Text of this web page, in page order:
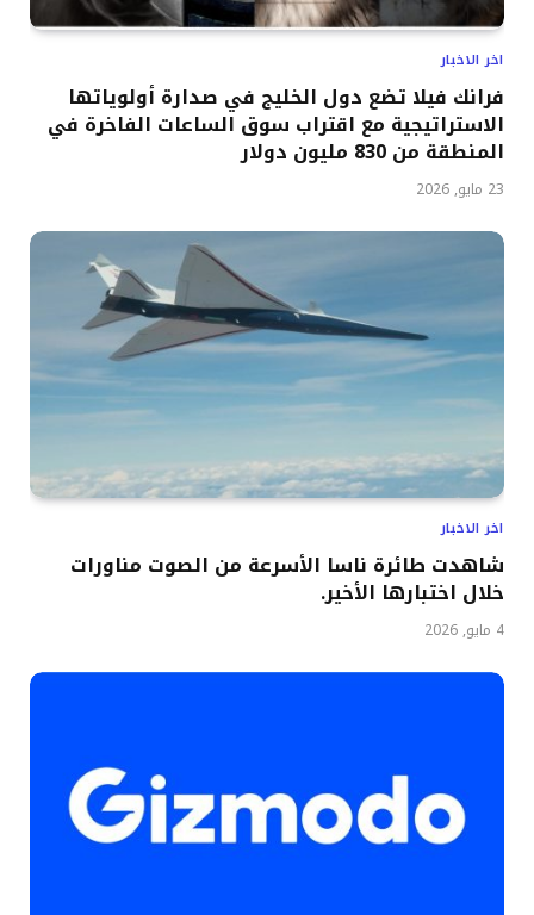
اخر الاخبار
فرانك فيلا تضع دول الخليج في صدارة أولوياتها
الاستراتيجية مع اقتراب سوق الساعات الفاخرة في
المنطقة من 830 مليون دولار
23 مايو, 2026
اخر الاخبار
شاهدت طائرة ناسا الأسرعة من الصوت مناورات
خلال اختبارها الأخير.
4 مايو, 2026